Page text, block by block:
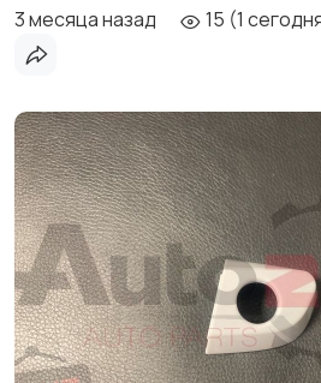
3 месяца назад 15 (1